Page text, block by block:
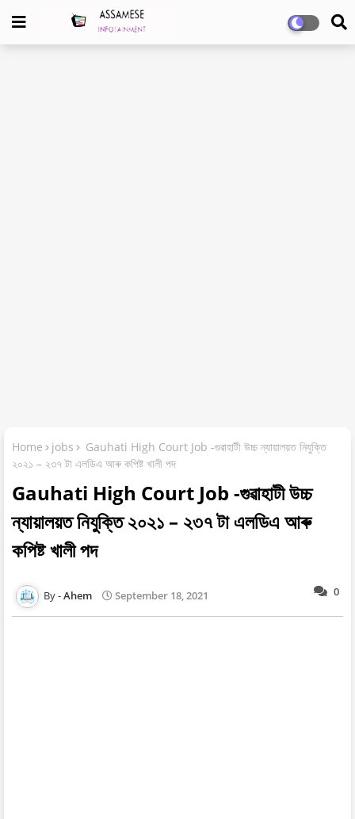
Home jobs
Gauhati High Court Job -গুৱাহাটী উচ্চ ন্যায়ালয়ত নিযুক্তি
২০২১ – ২৩৭ টা এলডিএ আৰু কপিষ্ট খালী পদ
Gauhati High Court Job -গুৱাহাটী উচ্চ
ন্যায়ালয়ত নিযুক্তি ২০২১ – ২৩৭ টা এলডিএ আৰু
কপিষ্ট খালী পদ
0
Ahem September 18, 2021